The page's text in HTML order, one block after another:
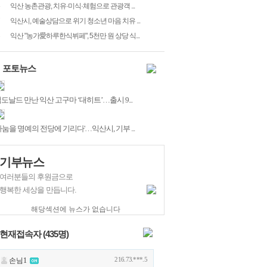
익산 농촌관광, 치유·미식·체험으로 관광객 ...
익산시, 예술상담으로 위기 청소년 마음 치유 ...
익산 "농가愛하루한식뷔페", 5천만 원 상당 식...
포토뉴스
도날드 만난 익산 고구마 ‘대히트’…출시 9...
눔을 명예의 전당에 기리다'…익산시, 기부 ...
기부뉴스
여러분들의 후원금으로
행복한 세상을 만듭니다.
해당섹션에 뉴스가 없습니다
현재접속자 (435명)